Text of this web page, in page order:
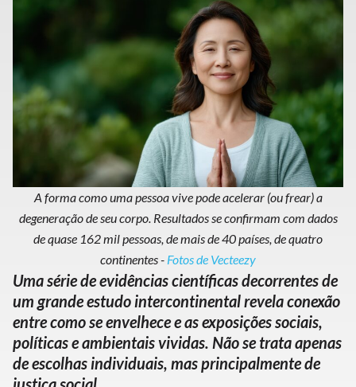
A forma como uma pessoa vive pode acelerar (ou frear) a
degeneração de seu corpo. Resultados se confirmam com dados
de quase 162 mil pessoas, de mais de 40 países, de quatro
continentes - Fotos de Vecteezy
Uma série de evidências científicas decorrentes de
um grande estudo intercontinental revela conexão
entre como se envelhece e as exposições sociais,
políticas e ambientais vividas. Não se trata apenas
de escolhas individuais, mas principalmente de